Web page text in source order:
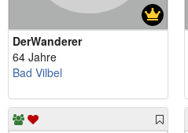
DerWanderer
64 Jahre
Bad Vilbel